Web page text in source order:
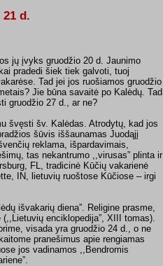
d.
jų įvyks gruodžio 20 d. Jaunimo
pradedi šiek tiek galvoti, tuoj
Tad jei jos ruošiamos gruodžio
Jie būna savaitė po Kalėdų. Tad
gruodžio 27 d., ar ne?
švęsti šv. Kalėdas. Atrodytų, kad jos
šūvis iššaunamas Juodąjį
reklama, išpardavimais,
tas nekantrumo ,,virusas” plinta ir
FL, tradicinė Kūčių vakarienė
IN, lietuvių ruoštose Kūčiose – irgi
išvakarių diena”. Religine prasme,
enciklopedija”, XIII tomas).
visada yra gruodžio 24 d., o ne
pranešimus apie rengiamas
jos vadinamos ,,Bendromis